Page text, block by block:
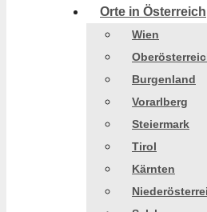
Orte in Österreich
Wien
Burgenland
Vorarlberg
Steiermark
Tirol
Kärnten